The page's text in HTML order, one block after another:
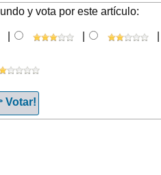
y vota por este artículo: